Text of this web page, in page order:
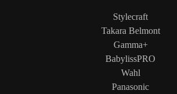
Stylecraft
Takara Belmont
Gamma+
BabylissPRO
Wahl
Panasonic